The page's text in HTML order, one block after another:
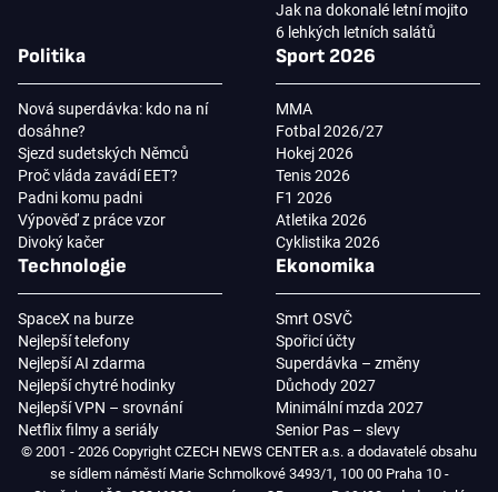
Jak na dokonalé letní mojito
6 lehkých letních salátů
Politika
Nová superdávka: kdo na ní
dosáhne?
Sjezd sudetských Němců
Proč vláda zavádí EET?
Padni komu padni
Výpověď z práce vzor
Divoký kačer
Sport 2026
MMA
Fotbal 2026/27
Hokej 2026
Tenis 2026
F1 2026
Atletika 2026
Cyklistika 2026
Technologie
SpaceX na burze
Nejlepší telefony
Nejlepší AI zdarma
Nejlepší chytré hodinky
Nejlepší VPN – srovnání
Netflix filmy a seriály
Ekonomika
Smrt OSVČ
Spořicí účty
Superdávka – změny
Důchody 2027
Minimální mzda 2027
Senior Pas – slevy
© 2001 - 2026 Copyright CZECH NEWS CENTER a.s. a dodavatelé obsahu
se sídlem náměstí Marie Schmolkové 3493/1, 100 00 Praha 10 -